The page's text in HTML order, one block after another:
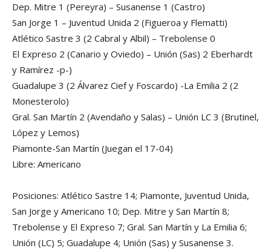
Dep. Mitre 1 (Pereyra) – Susanense 1 (Castro)
San Jorge 1 – Juventud Unida 2 (Figueroa y Flematti)
Atlético Sastre 3 (2 Cabral y Albil) – Trebolense 0
El Expreso 2 (Canario y Oviedo) – Unión (Sas) 2 Eberhardt
y Ramírez -p-)
Guadalupe 3 (2 Álvarez Cief y Foscardo) -La Emilia 2 (2
Monesterolo)
Gral. San Martín 2 (Avendaño y Salas) – Unión LC 3 (Brutinel,
López y Lemos)
Piamonte-San Martín (Juegan el 17-04)
Libre: Americano
Posiciones: Atlético Sastre 14; Piamonte, Juventud Unida,
San Jorge y Americano 10; Dep. Mitre y San Martín 8;
Trebolense y El Expreso 7; Gral. San Martín y La Emilia 6;
Unión (LC) 5; Guadalupe 4; Unión (Sas) y Susanense 3.